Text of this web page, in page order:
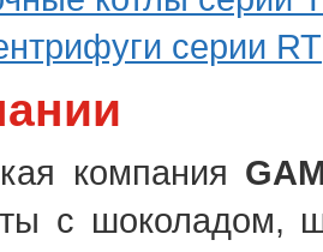
серии RT
компания
с шоколадом,